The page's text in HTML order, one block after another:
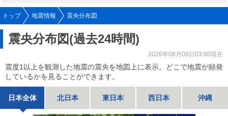
トップ 地震情報 震央分布図
震央分布図(過去24時間)
2026年08月08日03:00現在
震度1以上を観測した地震の震央を地図上に表示。どこで地震が頻発
しているかを見ることができます。
日本全体 北日本 東日本 西日本 沖縄